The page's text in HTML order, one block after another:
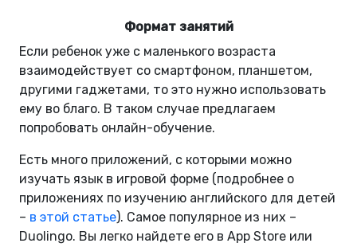
Формат занятий
Если ребенок уже с маленького возраста
взаимодействует со смартфоном, планшетом,
другими гаджетами, то это нужно использовать
ему во благо. В таком случае предлагаем
попробовать онлайн-обучение.
Есть много приложений, с которыми можно
изучать язык в игровой форме (подробнее о
приложениях по изучению английского для детей
– в этой статье). Самое популярное из них –
Duolingo. Вы легко найдете его в App Store или